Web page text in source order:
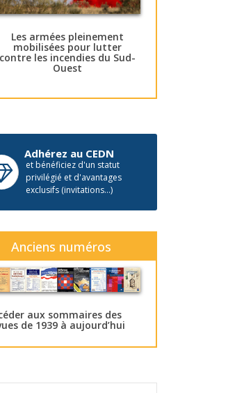
Les armées pleinement
mobilisées pour lutter
contre les incendies du Sud-
Ouest
Adhérez au CEDN
et bénéficiez d'un statut
privilégié et d'avantages
exclusifs (invitations...)
Anciens numéros
aux sommaires des
de 1939 à aujourd’hui